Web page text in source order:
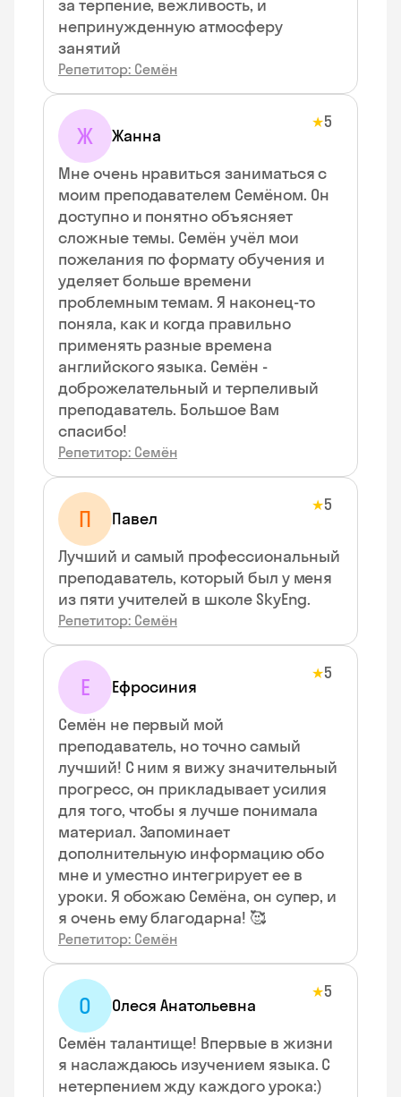
за терпение, вежливость, и
непринужденную атмосферу
занятий
Репетитор: Семён
Ж Жанна
★5
Мне очень нравиться заниматься с
моим преподавателем Семёном. Он
доступно и понятно объясняет
сложные темы. Семён учёл мои
пожелания по формату обучения и
уделяет больше времени
проблемным темам. Я наконец-то
поняла, как и когда правильно
применять разные времена
английского языка. Семён -
доброжелательный и терпеливый
преподаватель. Большое Вам
cпасибо!
Репетитор: Семён
П Павел
★5
Лучший и самый профессиональный
преподаватель, который был у меня
из пяти учителей в школе SkyEng.
Репетитор: Семён
Е Ефросиния
★5
Семён не первый мой
преподаватель, но точно самый
лучший! С ним я вижу значительный
прогресс, он прикладывает усилия
для того, чтобы я лучше понимала
материал. Запоминает
дополнительную информацию обо
мне и уместно интегрирует ее в
уроки. Я обожаю Семёна, он супер, и
я очень ему благодарна! 🥰
Репетитор: Семён
О Олеся Анатольевна
★5
Семён талантище! Впервые в жизни
я наслаждаюсь изучением языка. С
нетерпением жду каждого урока:)